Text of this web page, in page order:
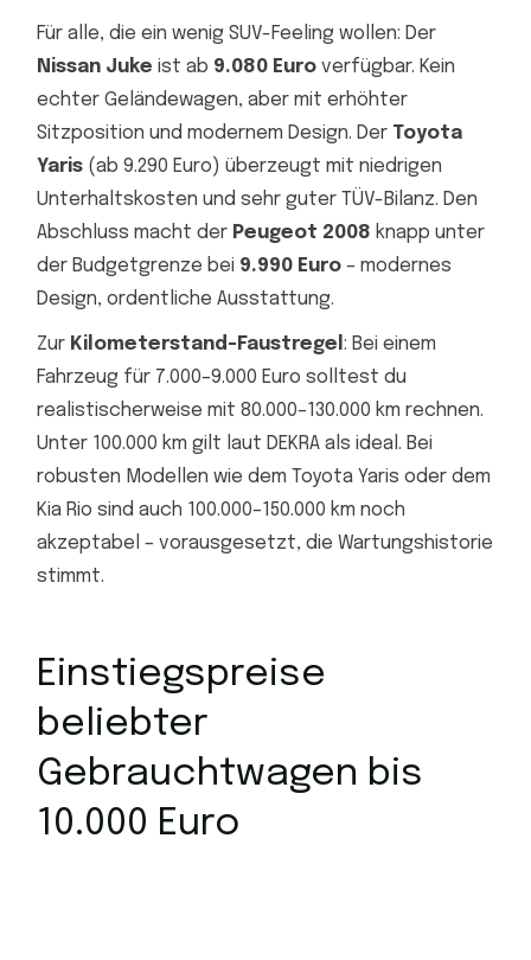
Für alle, die ein wenig SUV-Feeling wollen: Der
Nissan Juke ist ab 9.080 Euro verfügbar. Kein
echter Geländewagen, aber mit erhöhter
Sitzposition und modernem Design. Der Toyota
Yaris (ab 9.290 Euro) überzeugt mit niedrigen
Unterhaltskosten und sehr guter TÜV-Bilanz. Den
Abschluss macht der Peugeot 2008 knapp unter
der Budgetgrenze bei 9.990 Euro – modernes
Design, ordentliche Ausstattung.
Zur Kilometerstand-Faustregel: Bei einem
Fahrzeug für 7.000–9.000 Euro solltest du
realistischerweise mit 80.000–130.000 km rechnen.
Unter 100.000 km gilt laut DEKRA als ideal. Bei
robusten Modellen wie dem Toyota Yaris oder dem
Kia Rio sind auch 100.000–150.000 km noch
akzeptabel – vorausgesetzt, die Wartungshistorie
stimmt.
Einstiegspreise
beliebter
Gebrauchtwagen bis
10.000 Euro